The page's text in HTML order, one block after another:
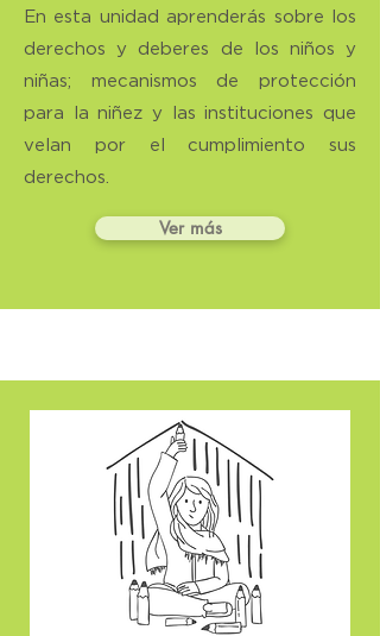
En esta unidad aprenderás sobre los
derechos y deberes de los niños y
niñas; mecanismos de protección
para la niñez y las instituciones que
velan por el cumplimiento sus
derechos.
Ver más